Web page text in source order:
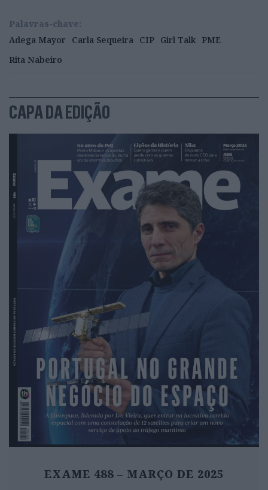
Palavras-chave:
Adega Mayor
Carla Sequeira CIP Girl Talk PME
Rita Nabeiro
CAPA DA EDIÇÃO
EXAME 488 – MARÇO DE 2025